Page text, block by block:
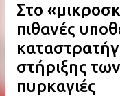
Στο
πιθανές
στήριξης
πυρκαγιές